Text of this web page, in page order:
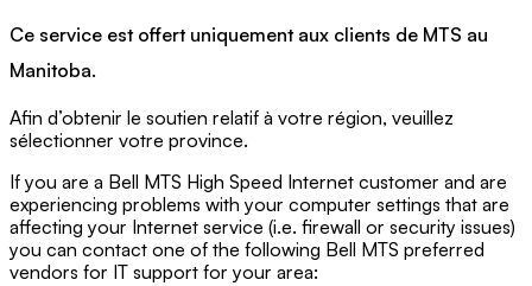
Ce service est offert uniquement aux clients de MTS au
Manitoba.
Afin d’obtenir le soutien relatif à votre région, veuillez
sélectionner votre province.
If you are a Bell MTS High Speed Internet customer and are
experiencing problems with your computer settings that are
affecting your Internet service (i.e. firewall or security issues)
you can contact one of the following Bell MTS preferred
vendors for IT support for your area: